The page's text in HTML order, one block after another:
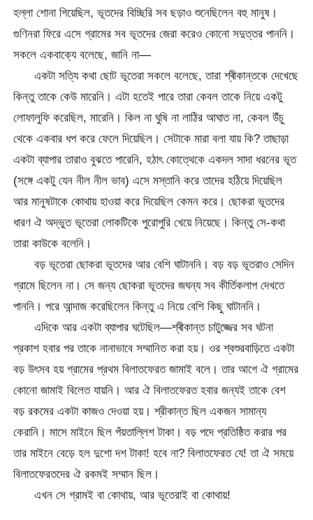
হল্লা শোনা গিয়েছিল, ভূতদের বিচ্ছিরি সব ছড়াও শুনেছিলেন বহু মানুষ।
গুণিনরা ফিরে এসে গ্রামের সব ভূতদের জেরা করেও কোনো সদুত্তর পাননি।
সকলে একবাক্যে বলেছে, জানি না—
একটা সত্যি কথা ছোট ভূতেরা সকলে বলেছে, তারা শ্ৰীকান্তকে দেখেছে
কিন্তু তাকে কেউ মারেনি। এটা হতেই পারে তারা কেবল তাকে নিয়ে একটু
লোফালুফি করেছিল, মারেনি। কিল না ঘুষি না লাঠির আঘাত না, কেবল উঁচু
থেকে একবার ধপ করে ফেলে দিয়েছিল। সেটাকে মারা বলা যায় কি? তাছাড়া
একটা ব্যাপার তারাও বুঝতে পারেনি, হঠাৎ কোত্থেকে একদল সাদা ধরনের ভূত
(সঙ্গে একটু যেন নীল নীল ভাব) এসে মস্তানি করে তাদের হঠিয়ে দিয়েছিল
আর মানুষটাকে কোথায় হাওয়া করে দিয়েছিল কেমন করে। ছোকরা ভূতদের
ধারণ ঐ অদ্ভুত ভূতেরা লোকটিকে পুরোপুরি খেয়ে নিয়েছে। কিন্তু সে-কথা
তারা কাউকে বলেনি।
বড় ভূতেরা ছোকরা ভূতদের আর বেশি ঘাটাননি। বড় বড় ভূতরাও সেদিন
গ্রামে ছিলেন না। সে জন্য ছোকরা ভূতদের জঘন্য সব কীর্তিকলাপ দেখতে
পাননি। পরে আন্দাজ করেছিলেন কিন্তু এ নিয়ে বেশি কিছু ঘাটাননি।
এদিকে আর একটা ব্যাপার ঘটেছিল—শ্ৰীকান্ত চাটুজ্জের সব ঘটনা
প্রকাশ হবার পর তাকে নানাভাবে সম্মানিত করা হয়। ওর শ্বশুরবাড়িতে একটা
বড় উৎসব হয় গ্রামের প্রথম বিলাতফেরত জামাই বলে। তার আগে ঐ গ্রামের
কোনো জামাই বিলেত যায়নি। আর ঐ বিলাতফেরত হবার জন্যই তাকে বেশ
বড় রকমের একটা কাজও দেওয়া হয়। শ্রীকান্ত ছিল একজন সামান্য
কেরানি। মাসে মাইনে ছিল পঁয়তাল্লিশ টাকা। বড় পদে প্রতিষ্ঠিত করার পর
তার মাইনে বেড়ে হল দুশো দশ টাকা! হবে না? বিলাতফেরত যে! তা ঐ সময়ে
বিলাতফেরতদের ঐ রকমই সম্মান ছিল।
এখন সে গ্রামই বা কোথায়, আর ভূতেরাই বা কোথায়!